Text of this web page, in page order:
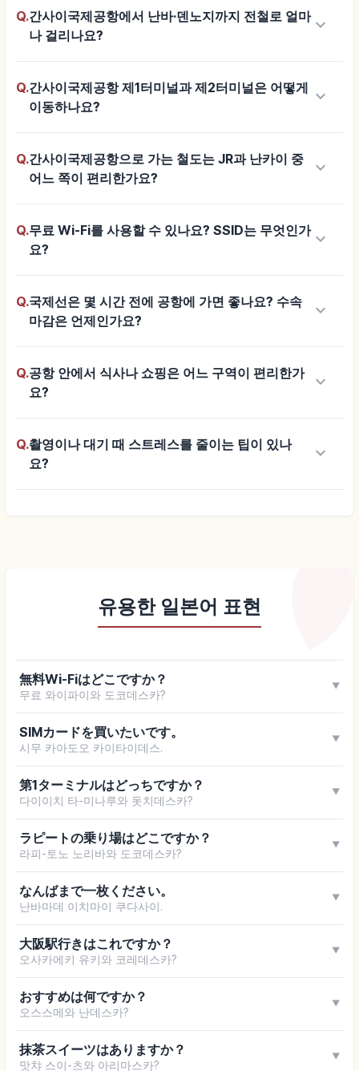
Q.간사이국제공항에서 난바·덴노지까지 전철로 얼마
나 걸리나요?
keyboard_arrow_down
Q.간사이국제공항 제1터미널과 제2터미널은 어떻게
이동하나요?
keyboard_arrow_down
Q.간사이국제공항으로 가는 철도는 JR과 난카이 중
어느 쪽이 편리한가요?
keyboard_arrow_down
Q.무료 Wi-Fi를 사용할 수 있나요? SSID는 무엇인가
요?
keyboard_arrow_down
Q.국제선은 몇 시간 전에 공항에 가면 좋나요? 수속
마감은 언제인가요?
keyboard_arrow_down
Q.공항 안에서 식사나 쇼핑은 어느 구역이 편리한가
요?
keyboard_arrow_down
Q.촬영이나 대기 때 스트레스를 줄이는 팁이 있나
요?
keyboard_arrow_down
유용한 일본어 표현
無料Wi-Fiはどこですか？
무료 와이파이와 도코데스카?
▼
SIMカードを買いたいです。
시무 카아도오 카이타이데스.
▼
第1ターミナルはどっちですか？
다이이치 타-미나루와 돗치데스카?
▼
ラピートの乗り場はどこですか？
라피-토노 노리바와 도코데스카?
▼
なんばまで一枚ください。
난바마데 이치마이 쿠다사이.
▼
大阪駅行きはこれですか？
오사카에키 유키와 코레데스카?
▼
おすすめは何ですか？
오스스메와 난데스카?
▼
抹茶スイーツはありますか？
맛챠 스이-츠와 아리마스카?
▼